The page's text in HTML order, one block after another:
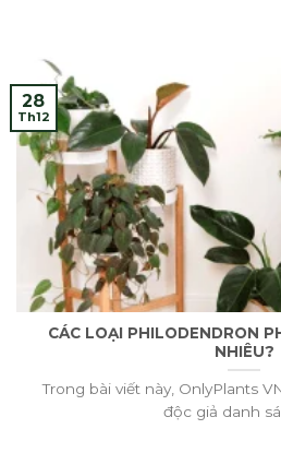
CÁC LOẠI PHILODENDRON
NHIÊU?
Trong bài viết này, OnlyPlants
độc giả danh
28
Th12